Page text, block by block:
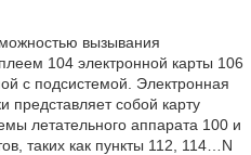
вызывания
104 электронной карты 106
с подсистемой. Электронная
представляет собой карту
летательного аппарата 100 и
таких как пункты 112, 114…N